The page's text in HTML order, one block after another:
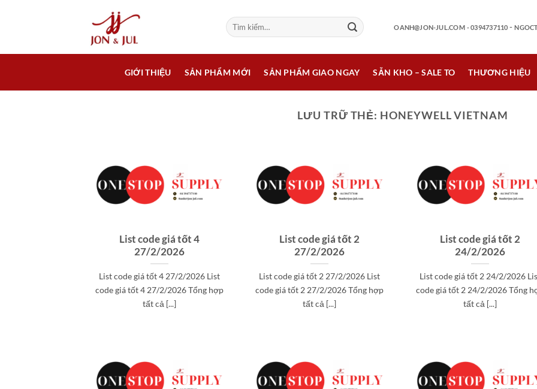
dung
Tìm
kiếm:
OANH@JON-JUL.COM - 0394737110 -
GIỚI THIỆU SẢN PHẨM MỚI SẢN PHẨM GIAO NGAY SẴN KHO – SALE TO THƯƠNG HIỆU
LƯU TRỮ THẺ: HONEYWELL VIETNAM
List code giá tốt 4
27/2/2026
List code giá tốt 4 27/2/2026 List
code giá tốt 4 27/2/2026 Tổng hợp
tất cả [...]
List code giá tốt 2
27/2/2026
List code giá tốt 2 27/2/2026 List
code giá tốt 2 27/2/2026 Tổng hợp
tất cả [...]
List code giá tốt 2
24/2/2026
List code giá tốt 2 24/2/2026
code giá tốt 2 24/2/2026 Tổng
tất cả [...]